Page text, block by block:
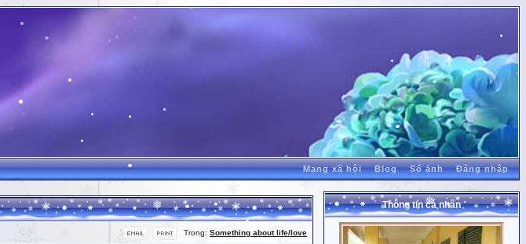
Mạng xã hội Blog Sổ ảnh Đăng nhập
Trong: Something about life/love
Thông tin cá nhân